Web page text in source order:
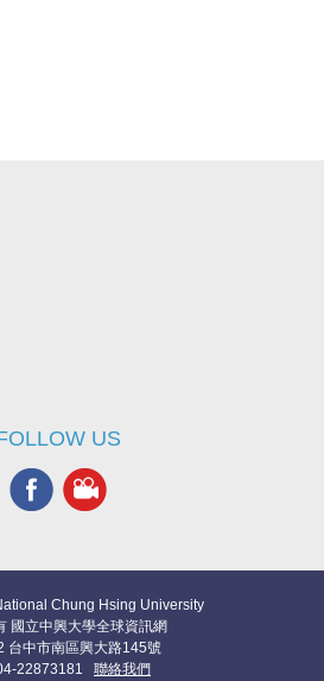
US
Chung Hsing University
國立中興大學全球資訊網
台中市南區興大路145號
22873181 聯絡我們